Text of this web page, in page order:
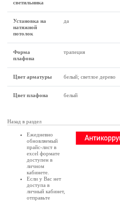
светильника
Установка на
натяжной
потолок
да
Форма
плафона
трапеция
Цвет арматуры белый; светлое дерево
Цвет плафона белый
Назад в раздел
Ежедневно
обновляемый
прайс-лист в
excel формате
доступен в
личном
кабинете
Если у Вас нет
доступа в
личный кабинет,
отправьте